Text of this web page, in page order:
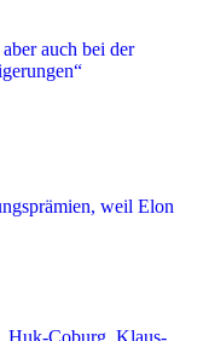
Huk-Coburg Klaus-